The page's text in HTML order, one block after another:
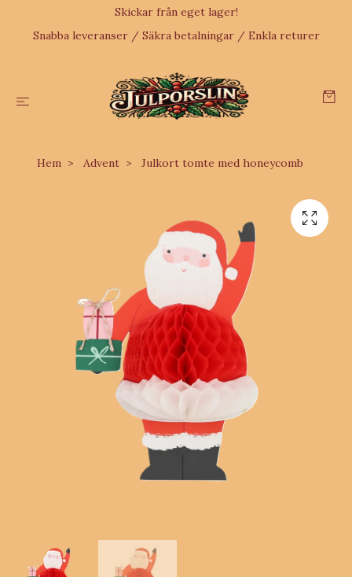
Skickar från eget lager!
Snabba leveranser / Säkra betalningar / Enkla returer
Hem Advent Julkort tomte med honeycomb